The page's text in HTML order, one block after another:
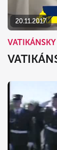
20.11.2017